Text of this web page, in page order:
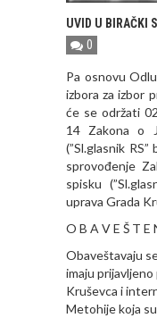
UVID U BIRAČKI
0
Pa osnovu
izbora za izbor
će se održati
14 Zakona o
(”Sl.glasnik
sprovođenje
spisku
uprava Grada
O B A V E Š T E
Obaveštavaju
imaju
Kruševca i
Metohije koja